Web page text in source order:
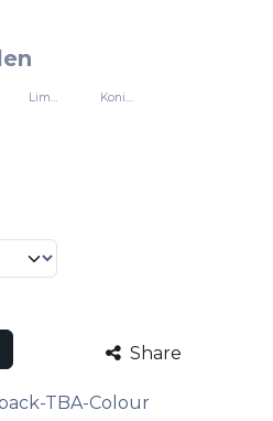
Limoengroen Koningsblauw
Share
TBA-Colour